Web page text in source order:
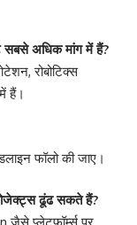
अधिक मांग में हैं?
रोबोटिक्स
हैं।
फॉलो की जाए।
ढूंढ सकते हैं?